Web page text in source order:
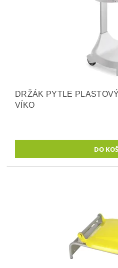
DRŽÁK PYTLE
VÍKO